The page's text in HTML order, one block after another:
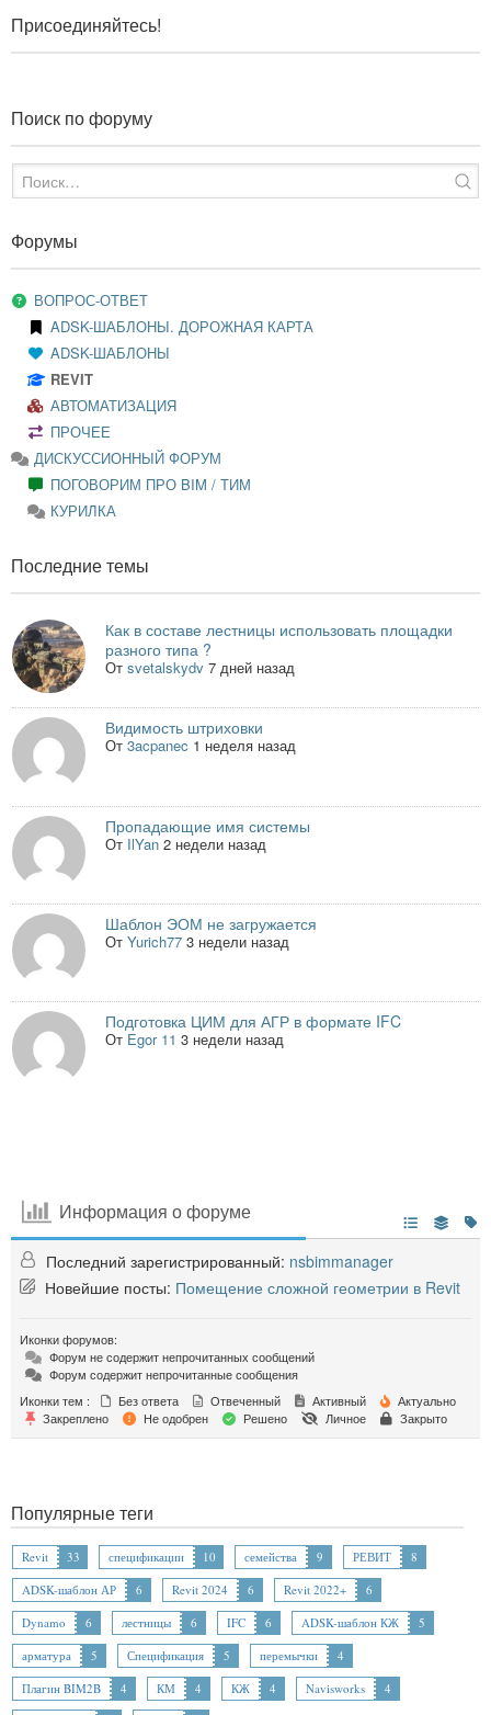
Присоединяйтесь!
Поиск по форуму
Форумы
ВОПРОС-ОТВЕТ
ADSK-ШАБЛОНЫ. ДОРОЖНАЯ КАРТА
ADSK-ШАБЛОНЫ
REVIT
АВТОМАТИЗАЦИЯ
ПРОЧЕЕ
ДИСКУССИОННЫЙ ФОРУМ
ПОГОВОРИМ ПРО BIM / ТИМ
КУРИЛКА
Последние темы
Как в составе лестницы использовать площадки
разного типа ?
Отsvetalskydv 7 дней назад
Видимость штриховки
От3acpanec 1 неделя назад
Пропадающие имя системы
От IlYan 2 недели назад
Шаблон ЭОМ не загружается
ОтYurich77 3 недели назад
Подготовка ЦИМ для АГР в формате IFC
От Egor 11 3 недели назад
Информация о форуме
Последний зарегистрированный: nsbimmanager
Новейшие посты: Помещение сложной геометрии в Revit
Иконки форумов:
Форум не содержит непрочитанных сообщений
Форум содержит непрочитанные сообщения
Иконки тем :
Без ответа Отвеченный Активный
Актуально
Закреплено
Не одобрен Решено Личное Закрыто
Популярные теги
Revit 33 спецификации 10 семейства 9 РЕВИТ
8
ADSK-шаблон АР
6 Revit 2024 6 Revit 2022+
6
Dynamo
6 лестницы 6 IFC 6 ADSK-шаблон КЖ
5
арматура
5 Спецификация 5 перемычки
4
Плагин BIM2B
4 КМ 4 КЖ 4 Navisworks
4